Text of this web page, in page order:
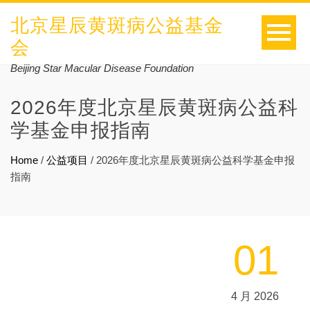
北京星辰黄斑病公益基金
会
Beijing Star Macular Disease Foundation
2026年度北京星辰黄斑病公益科
学基金申报指南
Home / 公益项目 / 2026年度北京星辰黄斑病公益科学基金申报
指南
01
4 月 2026